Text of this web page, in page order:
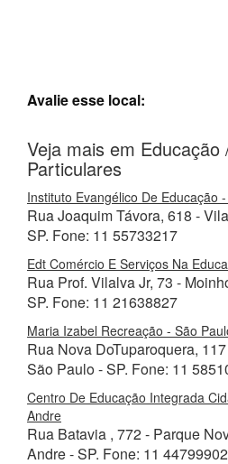
Avalie esse local:
Veja mais em Educação
Particulares
Instituto Evangélico De Educação
Rua Joaquim Távora, 618 -
SP. Fone: 11 55733217
Edt Comércio E Serviços Na
Rua Prof. Vilalva Jr, 73 -
SP. Fone: 11 21638827
Maria Izabel Recreação - São
Rua Nova DoTuparoquera,
São Paulo - SP. Fone: 11
Centro De Educação Integrada
Andre
Rua Batavia , 772 - Parque
Andre - SP. Fone: 11 44799902